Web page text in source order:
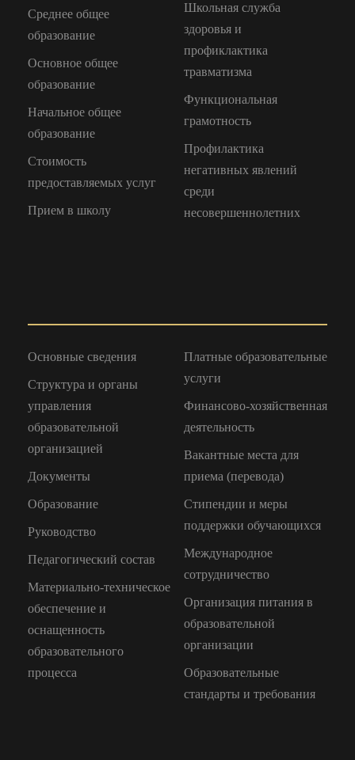
Среднее общее
образование
Основное общее
образование
Начальное общее
образование
Стоимость
предоставляемых услуг
Прием в школу
Школьная служба
здоровья и
профиклактика
травматизма
Функциональная
грамотность
Профилактика
негативных явлений
среди
несовершеннолетних
Основные сведения
Структура и органы
управления
образовательной
организацией
Документы
Образование
Руководство
Педагогический состав
Материально-техническое
обеспечение и
оснащенность
образовательного
процесса
Платные образовательные
услуги
Финансово-хозяйственная
деятельность
Вакантные места для
приема (перевода)
Стипендии и меры
поддержки обучающихся
Международное
сотрудничество
Организация питания в
образовательной
организации
Образовательные
стандарты и требования